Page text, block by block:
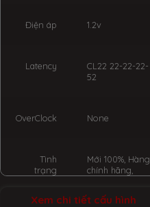
Điện áp 1.2v
Latency
CL22 22-22-22-
52
OverClock None
Tình
trạng
Mới 100%, Hàng
chính hãng,
Xem chi tiết cấu hình